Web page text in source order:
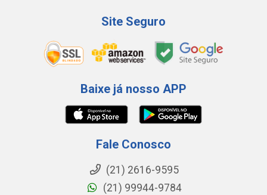
Site Seguro
Baixe já nosso APP
Fale Conosco
(21) 2616-9595
(21) 99944-9784